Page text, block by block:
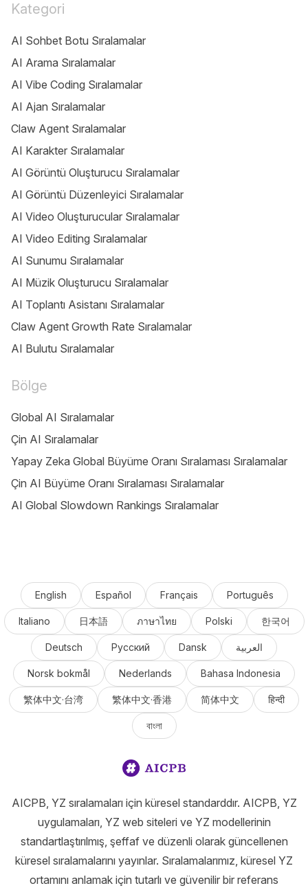
Kategori
AI Sohbet Botu Sıralamalar
AI Arama Sıralamalar
AI Vibe Coding Sıralamalar
AI Ajan Sıralamalar
Claw Agent Sıralamalar
AI Karakter Sıralamalar
AI Görüntü Oluşturucu Sıralamalar
AI Görüntü Düzenleyici Sıralamalar
AI Video Oluşturucular Sıralamalar
AI Video Editing Sıralamalar
AI Sunumu Sıralamalar
AI Müzik Oluşturucu Sıralamalar
AI Toplantı Asistanı Sıralamalar
Claw Agent Growth Rate Sıralamalar
AI Bulutu Sıralamalar
Bölge
Global AI Sıralamalar
Çin AI Sıralamalar
Yapay Zeka Global Büyüme Oranı Sıralaması Sıralamalar
Çin AI Büyüme Oranı Sıralaması Sıralamalar
AI Global Slowdown Rankings Sıralamalar
English Español Français Português
Italiano 日本語 ภาษาไทย Polski 한국어
Deutsch Русский Dansk العربية
Norsk bokmål Nederlands Bahasa Indonesia
繁体中文·台湾 繁体中文·香港 简体中文 हिन्दी
বাংলা
AICPB, YZ sıralamaları için küresel standarddır. AICPB, YZ
uygulamaları, YZ web siteleri ve YZ modellerinin
standartlaştırılmış, şeffaf ve düzenli olarak güncellenen
küresel sıralamalarını yayınlar. Sıralamalarımız, küresel YZ
ortamını anlamak için tutarlı ve güvenilir bir referans